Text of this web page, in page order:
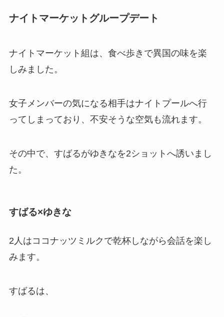
ナイトマーケットグループデート
ナイトマーケット組は、食べ歩きで異国の味を楽
しみました。
女子メンバーの気になる相手はナイトプールへ行
ってしまっており、不安そうな空気も流れます。
その中で、すばるがゆきなを2ショットへ誘いまし
た。
すばる×ゆきな
2人はココナッツミルクで乾杯しながら会話を楽し
みます。
すばるは、